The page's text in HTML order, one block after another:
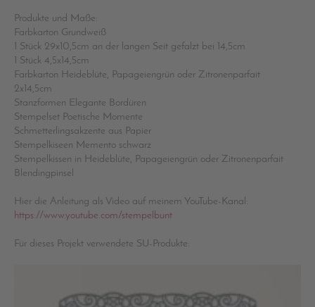
Produkte und Maße:
Farbkarton Grundweiß
1 Stück 29x10,5cm an der langen Seit gefalzt bei 14,5cm
1 Stück 4,5x14,5cm
Farbkarton Heideblüte, Papageiengrün oder Zitronenparfait
2x14,5cm
Stanzformen Elegante Bordüren
Stempelset Poetische Momente
Schmetterlingsakzente aus Papier
Stempelkiseen Memento schwarz
Stempelkissen in Heideblüte, Papageiengrün oder Zitronenparfait
Blendingpinsel
Hier die Anleitung als Video auf meinem YouTube-Kanal:
https://www.youtube.com/stempelbunt
Für dieses Projekt verwendete SU-Produkte: